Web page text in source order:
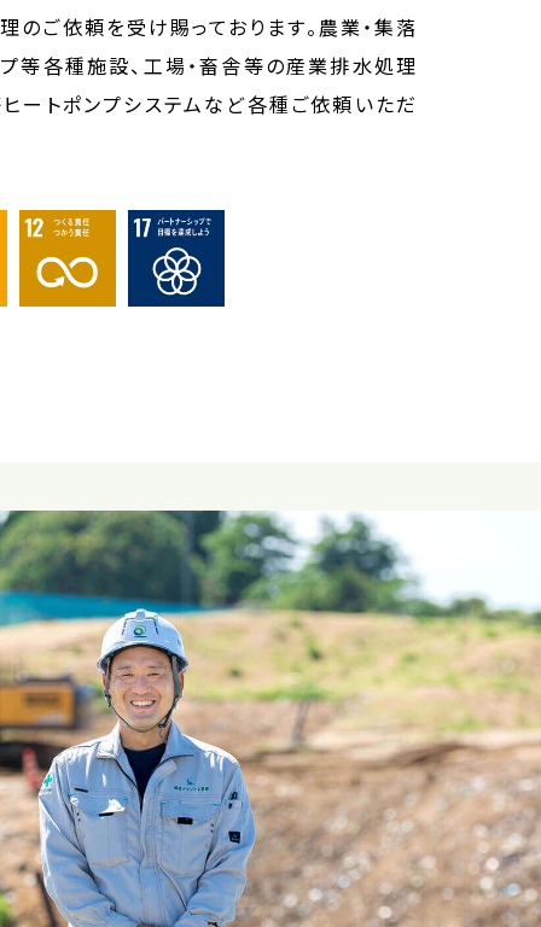
のご依頼を受け賜っております。農業・集落
等各種施設、工場・畜舎等の産業排水処理
ートポンプシステムなど各種ご依頼いただ